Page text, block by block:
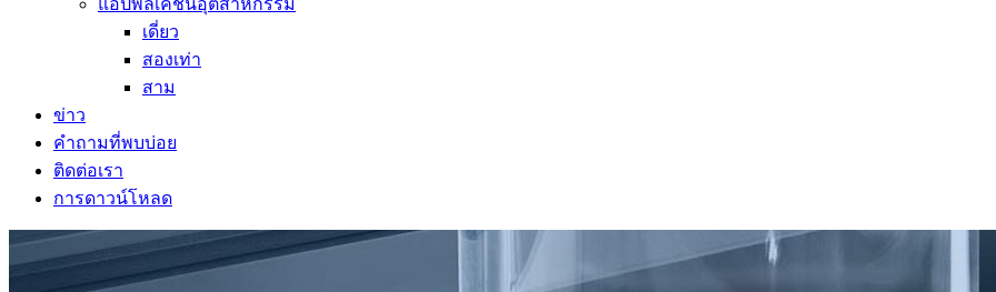
แอปพลิเคชันอุตสาหกรรม
เดี่ยว
สองเท่า
สาม
ข่าว
คำถามที่พบบ่อย
ติดต่อเรา
การดาวน์โหลด